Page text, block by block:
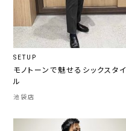
SETUP
モノトーンで魅せるシックスタイ
ル
池袋店